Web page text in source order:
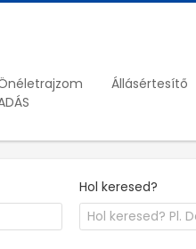
Állásértesítő
Hol keresed?